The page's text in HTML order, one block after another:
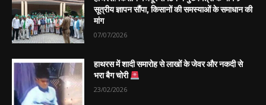
सूत्रीय ज्ञापन सौंपा, किसानों की समस्याओं के समाधान की
मांग
07/07/2026
हाथरस में शादी समारोह से लाखों के जेवर और नकदी से
भरा बैग चोरी
23/02/2026